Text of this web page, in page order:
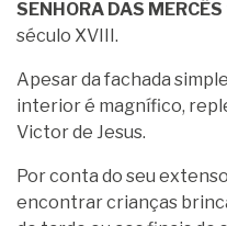
SENHORA DAS MERCÊS
século XVIII.
Apesar da fachada
interior é magnífico,
Victor de Jesus.
Por conta do seu
encontrar crianças